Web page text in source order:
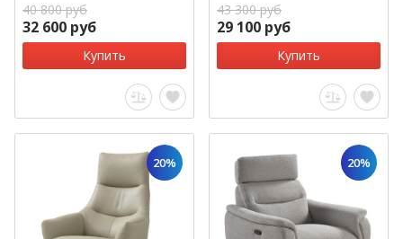
40 800 руб
32 600 руб
Купить
43 300 руб
29 100 руб
Купить
20% 20%